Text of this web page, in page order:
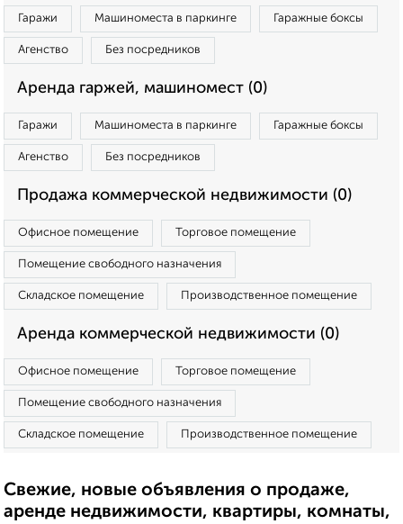
Гаражи Машиноместа в паркинге Гаражные боксы
Агенство Без посредников
Аренда гаржей, машиномест (0)
Гаражи Машиноместа в паркинге Гаражные боксы
Агенство Без посредников
Продажа коммерческой недвижимости (0)
Офисное помещение Торговое помещение
Помещение свободного назначения
Складское помещение Производственное помещение
Аренда коммерческой недвижимости (0)
Офисное помещение Торговое помещение
Помещение свободного назначения
Складское помещение Производственное помещение
Свежие, новые объявления о продаже,
аренде недвижимости, квартиры, комнаты,